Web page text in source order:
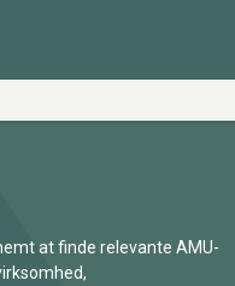
at finde relevante AMU-